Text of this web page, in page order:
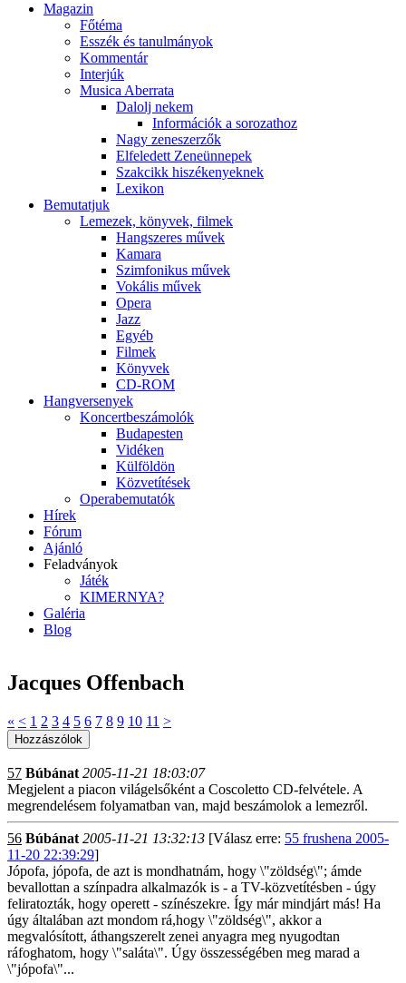
Magazin
Főtéma
Esszék és tanulmányok
Kommentár
Interjúk
Musica Aberrata
Dalolj nekem
Információk a sorozathoz
Nagy zeneszerzők
Elfeledett Zeneünnepek
Szakcikk hiszékenyeknek
Lexikon
Bemutatjuk
Lemezek, könyvek, filmek
Hangszeres művek
Kamara
Szimfonikus művek
Vokális művek
Opera
Jazz
Egyéb
Filmek
Könyvek
CD-ROM
Hangversenyek
Koncertbeszámolók
Budapesten
Vidéken
Külföldön
Közvetítések
Operabemutatók
Hírek
Fórum
Ajánló
Feladványok
Játék
KIMERNYA?
Galéria
Blog
Jacques Offenbach
« < 1 2 3 4 5 6 7 8 9 10 11 >
57 Búbánat 2005-11-21 18:03:07
Megjelent a piacon világelsőként a Coscoletto CD-felvétele. A
megrendelésem folyamatban van, majd beszámolok a lemezről.
56 Búbánat 2005-11-21 13:32:13 [Válasz erre: 55 frushena 2005-
11-20 22:39:29]
Jópofa, jópofa, de azt is mondhatnám, hogy \"zöldség\"; ámde
bevallottan a színpadra alkalmazók is - a TV-közvetítésben - úgy
feliratozták, hogy operett - színészekre. Így már mindjárt más! Ha
úgy általában azt mondom rá,hogy \"zöldség\", akkor a
megvalósított, áthangszerelt zenei anyagra meg nyugodtan
ráfoghatom, hogy \"saláta\". Úgy összességében meg marad a
\"jópofa\"...